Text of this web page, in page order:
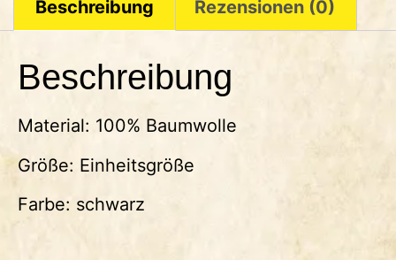
Beschreibung Rezensionen (0)
Beschreibung
Material: 100% Baumwolle
Größe: Einheitsgröße
Farbe: schwarz